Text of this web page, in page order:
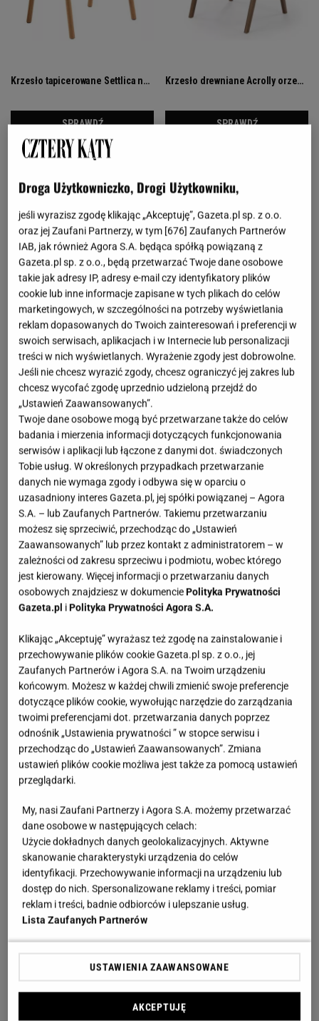
Harmonia zamiast monumentalności. Tak powstaje
Pierwsze spotkanie z inwestorami często wyznacza
kierunek całego projektu. W tym przypadku
kluczowe były emocje - spokój, ciepło i harmonia,
które stały się fundamentem aranżacji przestrzeni
mieszkalnej pałacu z połowy XIX wieku w Podolu
aż 205 metrów kwadratowych. Choć takie
królewskie wnętrza kojarzą się zwykle z
monumentalnością, tutaj postawiono na zupełnie
Droga Użytkowniczko, Drogi Użytkowniku,
jeśli wyrazisz zgodę klikając „Akceptuję”, Gazeta.pl sp. z o.o.
oraz jej Zaufani Partnerzy, w tym [676] Zaufanych Partnerów
IAB, jak również Agora S.A. będąca spółką powiązaną z
Gazeta.pl sp. z o.o., będą przetwarzać Twoje dane osobowe
takie jak adresy IP, adresy e-mail czy identyfikatory plików
cookie lub inne informacje zapisane w tych plikach do celów
marketingowych, w szczególności na potrzeby wyświetlania
reklam dopasowanych do Twoich zainteresowań i preferencji w
swoich serwisach, aplikacjach i w Internecie lub personalizacji
treści w nich wyświetlanych. Wyrażenie zgody jest dobrowolne.
Jeśli nie chcesz wyrazić zgody, chcesz ograniczyć jej zakres lub
chcesz wycofać zgodę uprzednio udzieloną przejdź do
„Ustawień Zaawansowanych”.
Twoje dane osobowe mogą być przetwarzane także do celów
badania i mierzenia informacji dotyczących funkcjonowania
serwisów i aplikacji lub łączone z danymi dot. świadczonych
Tobie usług. W określonych przypadkach przetwarzanie
danych nie wymaga zgody i odbywa się w oparciu o
uzasadniony interes Gazeta.pl, jej spółki powiązanej – Agora
S.A. – lub Zaufanych Partnerów. Takiemu przetwarzaniu
możesz się sprzeciwić, przechodząc do „Ustawień
Zaawansowanych” lub przez kontakt z administratorem – w
zależności od zakresu sprzeciwu i podmiotu, wobec którego
jest kierowany. Więcej informacji o przetwarzaniu danych
osobowych znajdziesz w dokumenciePolityka Prywatności
Gazeta.pl iPolityka Prywatności Agora S.A.
Klikając „Akceptuję” wyrażasz też zgodę na zainstalowanie i
przechowywanie plików cookie Gazeta.pl sp. z o.o., jej
Zaufanych Partnerów i Agora S.A. na Twoim urządzeniu
końcowym. Możesz w każdej chwili zmienić swoje preferencje
dotyczące plików cookie, wywołując narzędzie do zarządzania
twoimi preferencjami dot. przetwarzania danych poprzez
odnośnik „Ustawienia prywatności ” w stopce serwisu i
przechodząc do „Ustawień Zaawansowanych”. Zmiana
ustawień plików cookie możliwa jest także za pomocą ustawień
przeglądarki.
My, nasi Zaufani Partnerzy i Agora S.A. możemy przetwarzać
dane osobowe w następujących celach:
Użycie dokładnych danych geolokalizacyjnych. Aktywne
skanowanie charakterystyki urządzenia do celów
identyfikacji. Przechowywanie informacji na urządzeniu lub
dostęp do nich. Spersonalizowane reklamy i treści, pomiar
reklam i treści, badnie odbiorców i ulepszanie usług.
Lista Zaufanych Partnerów
USTAWIENIA ZAAWANSOWANE
AKCEPTUJĘ